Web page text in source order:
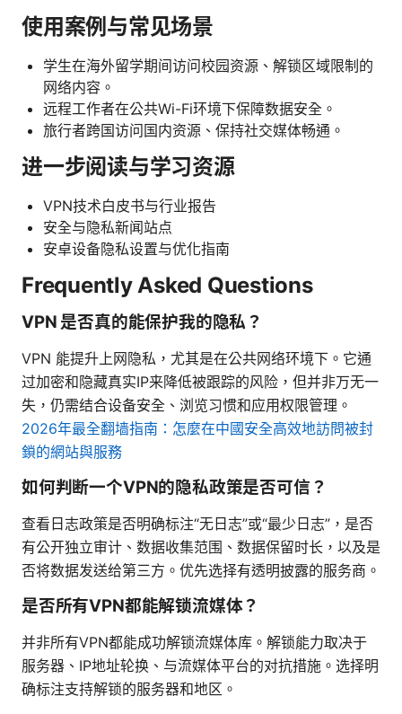
使用案例与常见场景
学生在海外留学期间访问校园资源、解锁区域限制的
网络内容。
远程工作者在公共Wi-Fi环境下保障数据安全。
旅行者跨国访问国内资源、保持社交媒体畅通。
进一步阅读与学习资源
VPN技术白皮书与行业报告
安全与隐私新闻站点
安卓设备隐私设置与优化指南
Frequently Asked Questions
VPN 是否真的能保护我的隐私？
VPN 能提升上网隐私，尤其是在公共网络环境下。它通
过加密和隐藏真实IP来降低被跟踪的风险，但并非万无一
失，仍需结合设备安全、浏览习惯和应用权限管理。
2026年最全翻墙指南：怎麼在中國安全高效地訪問被封
鎖的網站與服務
如何判断一个VPN的隐私政策是否可信？
查看日志政策是否明确标注“无日志”或“最少日志”，是否
有公开独立审计、数据收集范围、数据保留时长，以及是
否将数据发送给第三方。优先选择有透明披露的服务商。
是否所有VPN都能解锁流媒体？
并非所有VPN都能成功解锁流媒体库。解锁能力取决于
服务器、IP地址轮换、与流媒体平台的对抗措施。选择明
确标注支持解锁的服务器和地区。